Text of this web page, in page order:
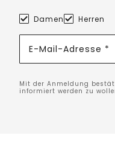
Damen Herren
E-Mail-Adresse *
Mit der Anmeldung
informiert werden zu